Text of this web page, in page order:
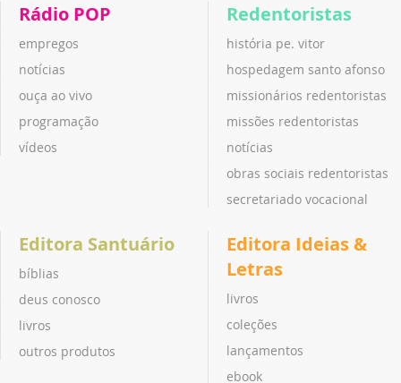
Rádio POP
empregos
notícias
ouça ao vivo
programação
vídeos
Redentoristas
história pe. vitor
hospedagem santo afonso
missionários redentoristas
missões redentoristas
notícias
obras sociais redentoristas
secretariado vocacional
Editora Santuário
bíblias
deus conosco
livros
outros produtos
Editora Ideias &
Letras
livros
coleções
lançamentos
ebook